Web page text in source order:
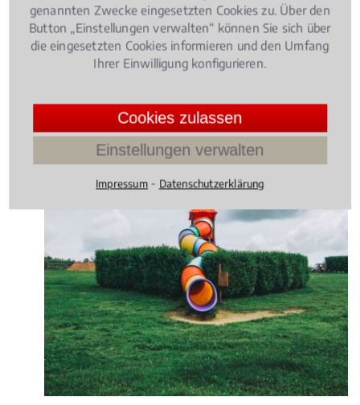
genannten Zwecke eingesetzten Cookies zu. Über den
Button „Einstellungen verwalten“ können Sie sich über
die eingesetzten Cookies informieren und den Umfang
Ihrer Einwilligung konfigurieren.
Cookies zulassen
Einstellungen verwalten
Impressum ⁃ Datenschutzerklärung